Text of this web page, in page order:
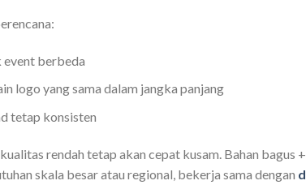
event berbeda
logo yang sama dalam jangka panjang
tetap konsisten
rendah tetap akan cepat kusam. Bahan bagus
skala besar atau regional, bekerja sama dengan